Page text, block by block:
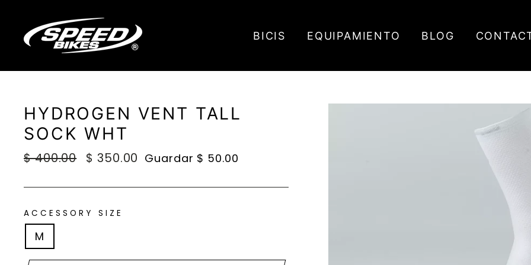
directamente
contenido
BICIS EQUIPAMIENTO BLOG
HYDROGEN VENT TALL
SOCK WHT
Precio
$ 400.00
Precio
oferta
$ 350.00 Guardar $ 50.00
ACCESSORY SIZE
M